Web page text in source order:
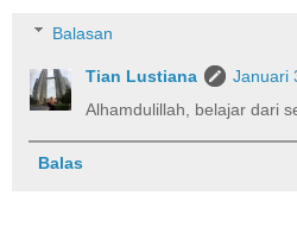
Balasan
Tian Lustiana
Januari
Alhamdulillah, belajar dari
Balas